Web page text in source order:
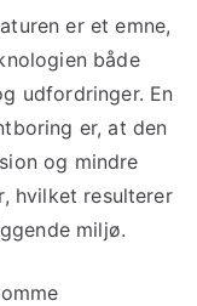
er et emne,
både
udfordringer. En
er, at den
og mindre
hvilket resulterer
miljø.